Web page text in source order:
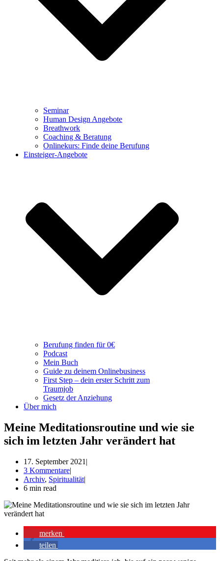
Seminar
Human Design Angebote
Breathwork
Coaching & Beratung
Onlinekurs: Finde deine Berufung
Einsteiger-Angebote
Berufung finden für 0€
Podcast
Mein Buch
Guide zu deinem Onlinebusiness
First Step – dein erster Schritt zum
Traumjob
Gesetz der Anziehung
Über mich
Meine Meditationsroutine und wie sie
sich im letzten Jahr verändert hat
17. September 2021
3 Kommentare
Archiv, Spiritualität
6 min read
merken
teilen